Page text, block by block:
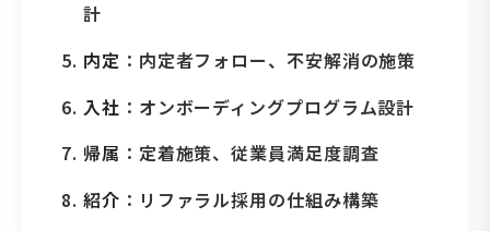
計
内定 ：内定者フォロー、不安解消の施策
入社 ：オンボーディングプログラム設計
帰属 ：定着施策、従業員満足度調査
紹介 ：リファラル採用の仕組み構築